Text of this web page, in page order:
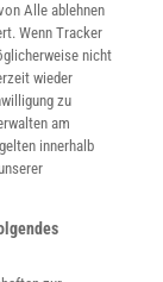
Kiosk:
Alle ablehnen
Wenn Tracker
nicht
wieder
zu
am
innerhalb